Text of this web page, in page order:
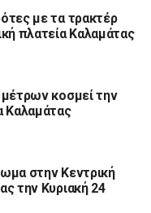
με τα τρακτέρ
πλατεία Καλαμάτας
κοσμεί την
Καλαμάτας
στην Κεντρική
την Κυριακή 24